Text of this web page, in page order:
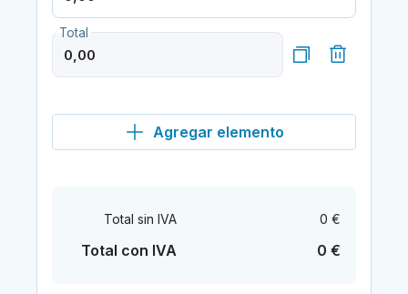
Total
Agregar elemento
Total sin IVA 0 €
Total con IVA 0 €